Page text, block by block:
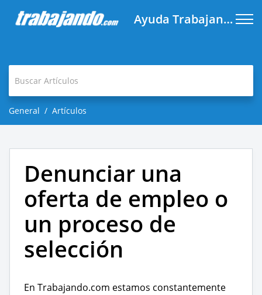
Ayuda Trabajando.com
General Artículos
Denunciar una
oferta de empleo o
un proceso de
selección
En Trabajando.com estamos constantemente